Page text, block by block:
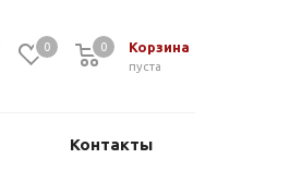
0 Корзина
0
пуста
0
Контакты